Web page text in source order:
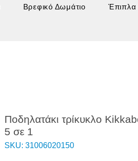
Βρεφικό Δωμάτιο Έπιπλα
Ποδηλατάκι τρίκυκλο
5 σε 1
SKU: 31006020150